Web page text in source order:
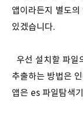
앱이라든지 별도
있겠습니다.
우선 설치할 파일
추출하는 방법은
앱은 es 파일탐색